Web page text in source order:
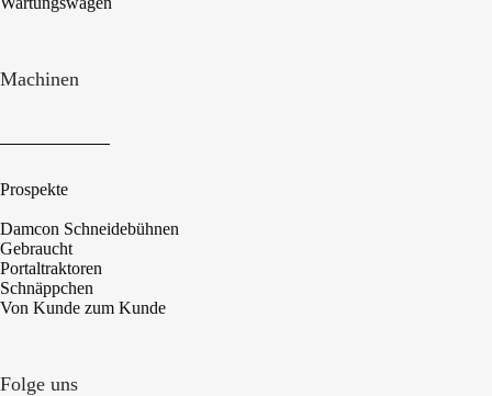
Machinen
Prospekte
Damcon Schneidebühnen
Gebraucht
Portaltraktoren
Schnäppchen
Von Kunde zum Kunde
Folge uns